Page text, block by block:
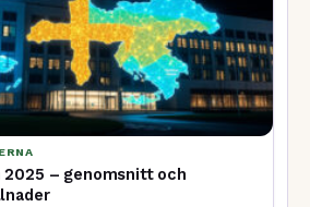
2025 – genomsnitt och